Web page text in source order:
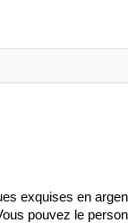
exquises en
pouvez le